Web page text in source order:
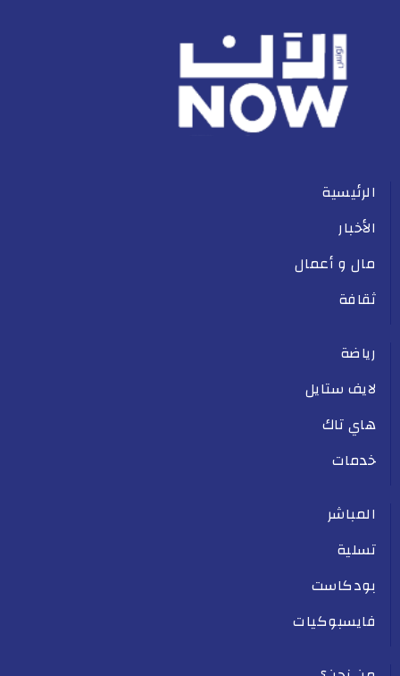
الرئيسية
الأخبار
مال و أعمال
ثقافة
رياضة
لايف ستايل
هاي تاك
خدمات
المباشر
تسلية
بودكاست
فايسبوكيات